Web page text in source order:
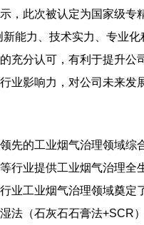
此次被认定为国家级专
新能力、技术实力、专业化
充分认可，有利于提升公
业影响力，对公司未来发
的工业烟气治理领域综
行业提供工业烟气治理全
业工业烟气治理领域奠定
法（石灰石石膏法+SCR